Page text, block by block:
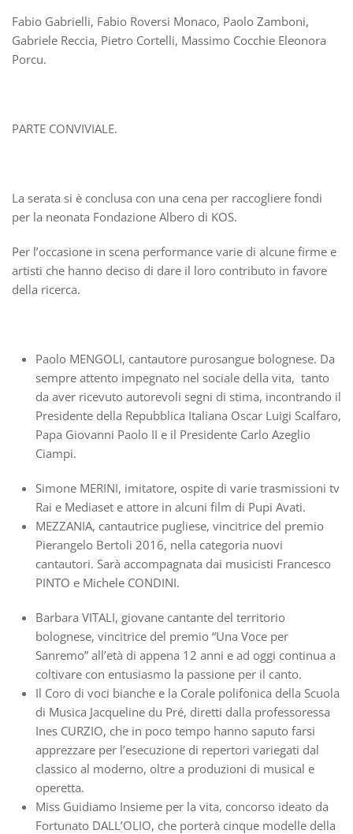
Fabio Gabrielli, Fabio Roversi Monaco, Paolo Zamboni,
Gabriele Reccia, Pietro Cortelli, Massimo Cocchie Eleonora
Porcu.
PARTE CONVIVIALE.
La serata si è conclusa con una cena per raccogliere fondi
per la neonata Fondazione Albero di KOS.
Per l’occasione in scena performance varie di alcune firme e
artisti che hanno deciso di dare il loro contributo in favore
della ricerca.
Paolo MENGOLI, cantautore purosangue bolognese. Da
sempre attento impegnato nel sociale della vita, tanto
da aver ricevuto autorevoli segni di stima, incontrando il
Presidente della Repubblica Italiana Oscar Luigi Scalfaro,
Papa Giovanni Paolo II e il Presidente Carlo Azeglio
Ciampi.
Simone MERINI, imitatore, ospite di varie trasmissioni tv
Rai e Mediaset e attore in alcuni film di Pupi Avati.
MEZZANIA, cantautrice pugliese, vincitrice del premio
Pierangelo Bertoli 2016, nella categoria nuovi
cantautori. Sarà accompagnata dai musicisti Francesco
PINTO e Michele CONDINI.
Barbara VITALI, giovane cantante del territorio
bolognese, vincitrice del premio “Una Voce per
Sanremo” all’età di appena 12 anni e ad oggi continua a
coltivare con entusiasmo la passione per il canto.
Il Coro di voci bianche e la Corale polifonica della Scuola
di Musica Jacqueline du Pré, diretti dalla professoressa
Ines CURZIO, che in poco tempo hanno saputo farsi
apprezzare per l’esecuzione di repertori variegati dal
classico al moderno, oltre a produzioni di musical e
operetta.
Miss Guidiamo Insieme per la vita, concorso ideato da
Fortunato DALL’OLIO, che porterà cinque modelle della